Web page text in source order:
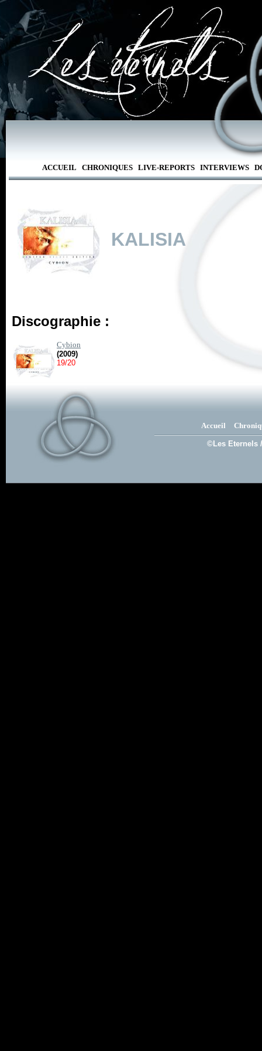
ACCUEIL CHRONIQUES LIVE-REPORTS INTERVIEWS
KALISIA
Discographie :
Cybion
(2009)
19/20
Accueil
©Les Eternels